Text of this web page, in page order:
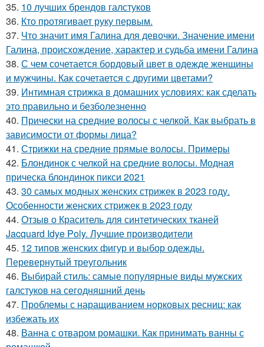
35. 10 лучших брендов галстуков
36. Кто протягивает руку первым.
37. Что значит имя Галина для девочки. Значение имени
Галина, происхождение, характер и судьба имени Галина
38. С чем сочетается бордовый цвет в одежде женщины
и мужчины. Как сочетается с другими цветами?
39. Интимная стрижка в домашних условиях: как сделать
это правильно и безболезненно
40. Прически на средние волосы с челкой. Как выбрать в
зависимости от формы лица?
41. Стрижки на средние прямые волосы. Примеры
42. Блондинок с челкой на средние волосы. Модная
прическа блондинок пикси 2021
43. 30 самых модных женских стрижек в 2023 году.
Особенности женских стрижек в 2023 году
44. Отзыв о Краситель для синтетических тканей
Jacquard Idye Poly. Лучшие производители
45. 12 типов женских фигур и выбор одежды.
Перевернутый треугольник
46. Выбирай стиль: самые популярные виды мужских
галстуков на сегодняшний день
47. Проблемы с наращиванием норковых ресниц: как
избежать их
48. Ванна с отваром ромашки. Как принимать ванны с